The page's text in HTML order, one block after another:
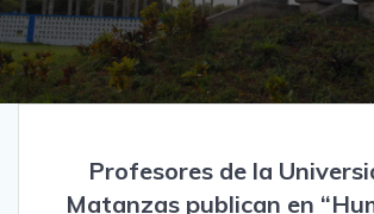
Profesores de la
Matanzas publican en